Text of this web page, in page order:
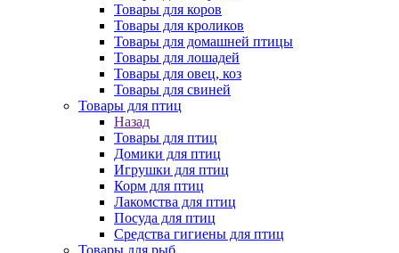
Товары для коров
Товары для кроликов
Товары для домашней птицы
Товары для лошадей
Товары для овец, коз
Товары для свиней
Товары для птиц
Назад
Товары для птиц
Домики для птиц
Игрушки для птиц
Корм для птиц
Лакомства для птиц
Посуда для птиц
Средства гигиены для птиц
Товары для рыб